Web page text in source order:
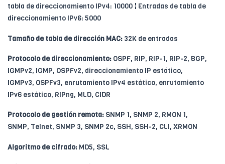
tabla de direccionamiento IPv4: 10000 ¦ Entradas de tabla de
direccionamiento IPv6: 5000
Tamaño de tabla de dirección MAC: 32K de entradas
Protocolo de direccionamiento: OSPF, RIP, RIP-1, RIP-2, BGP,
IGMPv2, IGMP, OSPFv2, direccionamiento IP estático,
IGMPv3, OSPFv3, enrutamiento IPv4 estático, enrutamiento
IPv6 estático, RIPng, MLD, CIDR
Protocolo de gestión remota: SNMP 1, SNMP 2, RMON 1,
SNMP, Telnet, SNMP 3, SNMP 2c, SSH, SSH-2, CLI, XRMON
Algoritmo de cifrado: MD5, SSL